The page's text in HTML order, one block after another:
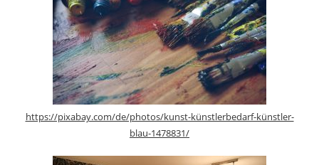
https://pixabay.com/de/photos/kunst-künstlerbedarf-künstler-
blau-1478831/